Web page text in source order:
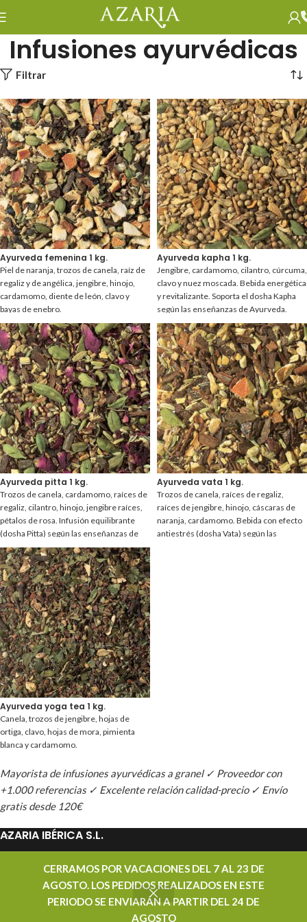
Infusiones ayurvédicas
Filtrar
Ayurveda femenina 1 kg.
Piel de naranja, trozos de canela, raíz de
regaliz y de angélica, jengibre, hinojo,
cardamomo, diente de león, clavo y
bayas de enebro.
Ayurveda kapha 1 kg.
Jengibre, cardamomo, cilantro, cúrcuma,
clavo y nuez moscada. Bebida energética
y revitalizante. Soporta el dosha Kapha
según las enseñanzas de Ayurveda.
Ayurveda pitta 1 kg.
Trozos de canela, cardamomo, raíces de
regaliz, cilantro, hinojo, jengibre raíces,
pétalos de rosa. Infusión equilibrante
(dosha Pitta) según las enseñanzas de
Ayurveda
Ayurveda vata 1 kg.
Trozos de canela, raíces de regaliz,
raíces de jengibre, hinojo, cáscaras de
naranja, cardamomo. Bebida con efecto
antiestrés (dosha Vata) según las
Ayurveda yoga tea 1 kg.
Canela, trozos de jengibre, hojas de
ortiga, clavo, hojas de mora, pimienta
blanca y cardamomo.
Mayorista de infusiones ayurvédicas a granel ✓ Proveedor con
+1.000 referencias ✓ Excelente relación calidad-precio ✓ Envío
gratis desde 120€
AZARIA IBÉRICA S.L.
PROMOCIONES
CONTACTAR
CERRAMOS POR VACACIONES DEL 7 AL 23 DE
AGOSTO. LOS PEDIDOS REALIZADOS EN ESTE
PERIODO SE ENVIARÁN A PARTIR DEL 24 DE
AGOSTO